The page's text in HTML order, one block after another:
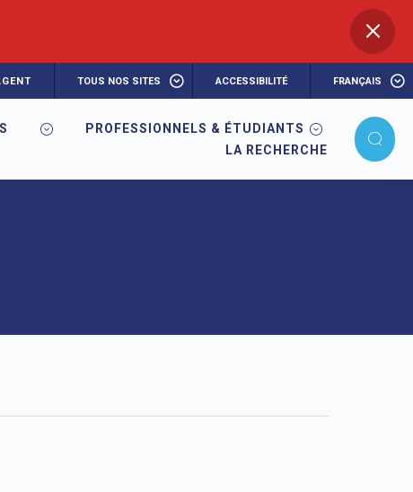
TOUS NOS SITES ACCESSIBILITÉ FRANÇAIS
PROFESSIONNELS & ÉTUDIANTS
LA RECHERCHE